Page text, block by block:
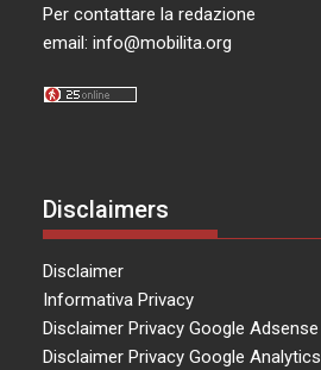
Per contattare la redazione
email:info@mobilita.org
Disclaimers
Disclaimer
Informativa Privacy
Disclaimer Privacy Google Adsense
Disclaimer Privacy Google Analytics